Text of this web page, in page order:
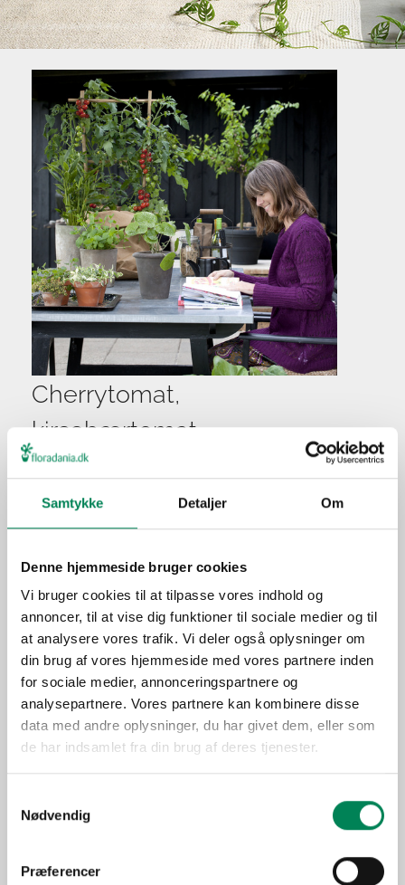
Samtykke Detaljer Om
Denne hjemmeside bruger cookies
Vi bruger cookies til at tilpasse vores indhold og
annoncer, til at vise dig funktioner til sociale medier og til
at analysere vores trafik. Vi deler også oplysninger om
din brug af vores hjemmeside med vores partnere inden
for sociale medier, annonceringspartnere og
analysepartnere. Vores partnere kan kombinere disse
data med andre oplysninger, du har givet dem, eller som
de har indsamlet fra din brug af deres tjenester.
Nødvendig
Præferencer
Cherrytomat,
kirsebærtomat
Plantefakta
Familie
Solanaceae
Navn
esculentum
Populærnavn Cherrytomat, kirsebærtomat
Vanding
Hold pottejorden konstant
fugtig, men undlad at
overvande.
Gødning
Ved hver vanding i
vækstperioden iblandes
gødning i den doserede
mængde.
Placering
Ude/inde
Lysbehov